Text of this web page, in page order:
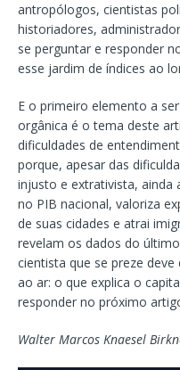
antropólogos, cientistas
historiadores,
se perguntar e responder
esse jardim de índices ao
E o primeiro elemento a
orgânica é o tema deste
dificuldades de
porque, apesar das
injusto e extrativista, ainda
no PIB nacional, valoriza
de suas cidades e atrai
revelam os dados do
cientista que se preze
ao ar: o que explica o
responder no próximo
Walter Marcos Knaesel